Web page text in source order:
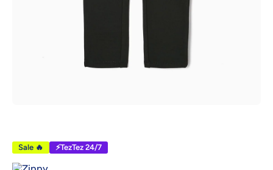
Sale 🔥 ⚡TezTez 24/7